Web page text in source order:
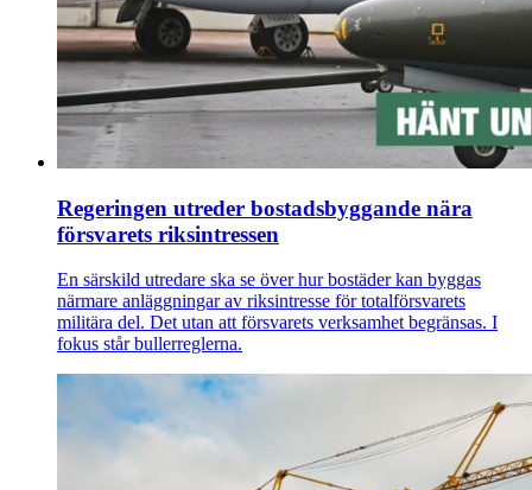
Regeringen utreder bostadsbyggande nära
försvarets riksintressen
En särskild utredare ska se över hur bostäder kan byggas
närmare anläggningar av riksintresse för totalförsvarets
militära del. Det utan att försvarets verksamhet begränsas. I
fokus står bullerreglerna.